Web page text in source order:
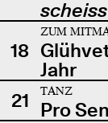
18
ZUM
Jahr
21
TANZ
Pro